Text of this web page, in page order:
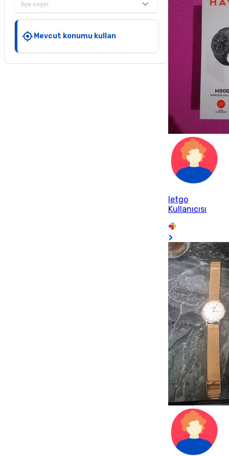
İlçe seçin
Mevcut konumu kullan
letgo
Kullanıcısı